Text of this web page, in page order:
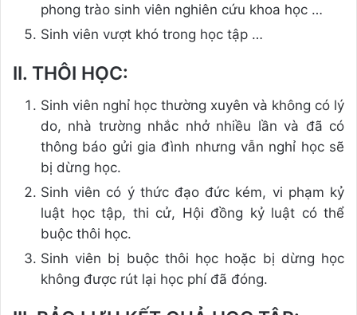
phong trào sinh viên nghiên cứu khoa học …
Sinh viên vượt khó trong học tập …
II. THÔI HỌC:
Sinh viên nghỉ học thường xuyên và không có lý
do, nhà trường nhắc nhở nhiều lần và đã có
thông báo gửi gia đình nhưng vẫn nghỉ học sẽ
bị dừng học.
Sinh viên có ý thức đạo đức kém, vi phạm kỷ
luật học tập, thi cử, Hội đồng kỷ luật có thể
buộc thôi học.
Sinh viên bị buộc thôi học hoặc bị dừng học
không được rút lại học phí đã đóng.